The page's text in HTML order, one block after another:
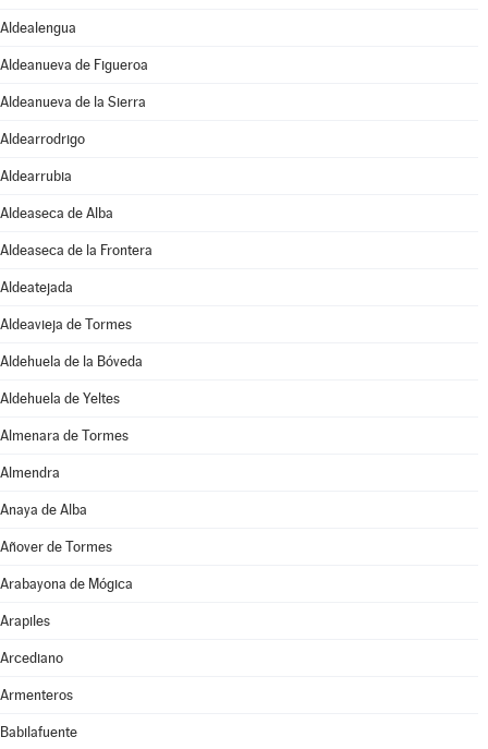
Aldealengua
Aldeanueva de Figueroa
Aldeanueva de la Sierra
Aldearrodrigo
Aldearrubia
Aldeaseca de Alba
Aldeaseca de la Frontera
Aldeatejada
Aldeavieja de Tormes
Aldehuela de la Bóveda
Aldehuela de Yeltes
Almenara de Tormes
Almendra
Anaya de Alba
Añover de Tormes
Arabayona de Mógica
Arapiles
Arcediano
Armenteros
Babilafuente